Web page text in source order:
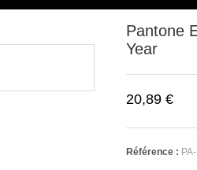
Pantone
Year
20,89 €
Référence :